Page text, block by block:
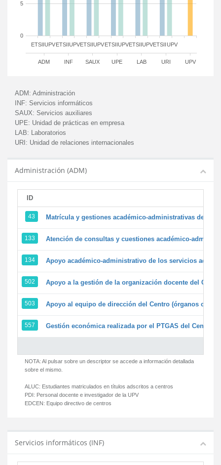
ETSII ETSII ETSII ETSII ETSII ETSII
UPV UPV UPV UPV UPV UPV
ADM INF SAUX UPE LAB URI UPV
0
5
ADM: Administración
INF: Servicios informáticos
SAUX: Servicios auxiliares
UPE: Unidad de prácticas en empresa
LAB: Laboratorios
URI: Unidad de relaciones internacionales
Administración (ADM)
ID
43 Matrícula y gestiones académico-administrativas de la
133 Atención de consultas y cuestiones académico-
134 Apoyo académico-administrativo de los servicios
502 Apoyo a la gestión de la organización docente del
503 Apoyo al equipo de dirección del Centro (órganos
557 Gestión económica realizada por el PTGAS del Centro
NOTA: Al pulsar sobre un descriptor se accede a información detallada
sobre el mismo.
ALUC: Estudiantes matriculados en títulos adscritos a centros
PDI: Personal docente e investigador de la UPV
EDCEN: Equipo directivo de centros
Servicios informáticos (INF)